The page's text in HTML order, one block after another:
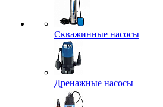
Скважинные насосы
Дренажные насосы